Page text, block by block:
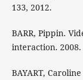
133, 2012.
BARR, Pippin.
interaction. 2008.
BAYART,